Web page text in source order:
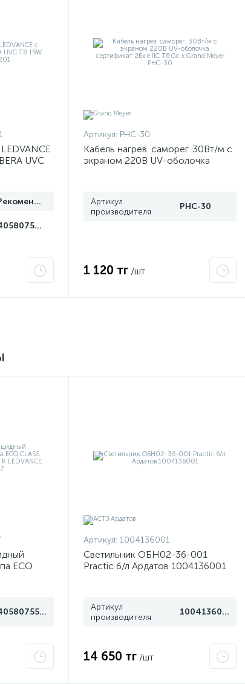
UVC
Рекомендуем
4058075499201
Артикул: PHC-30
Кабель нагрев. саморег. 30Вт/м с
экраном 220В UV-оболочка
Артикул
производителя
PHC-30
1 120 тг /шт
ECO
4058075533707
Артикул: 1004136001
Светильник ОБН02-36-001
Practic б/л Ардатов 1004136001
Артикул
производителя
1004136001
14 650 тг /шт